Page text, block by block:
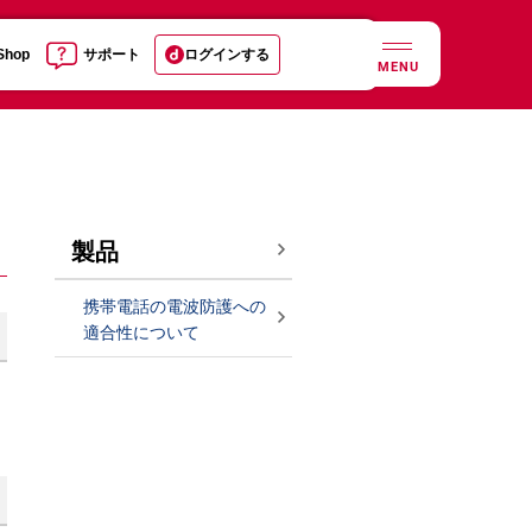
サポート ログインする
MENU
製品
携帯電話の電波防護への
適合性について